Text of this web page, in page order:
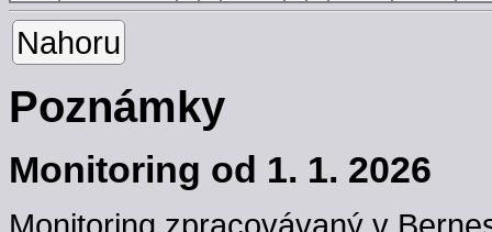
Nahoru
Poznámky
Monitoring od 1. 1. 2026
Monitoring zpracovávaný v